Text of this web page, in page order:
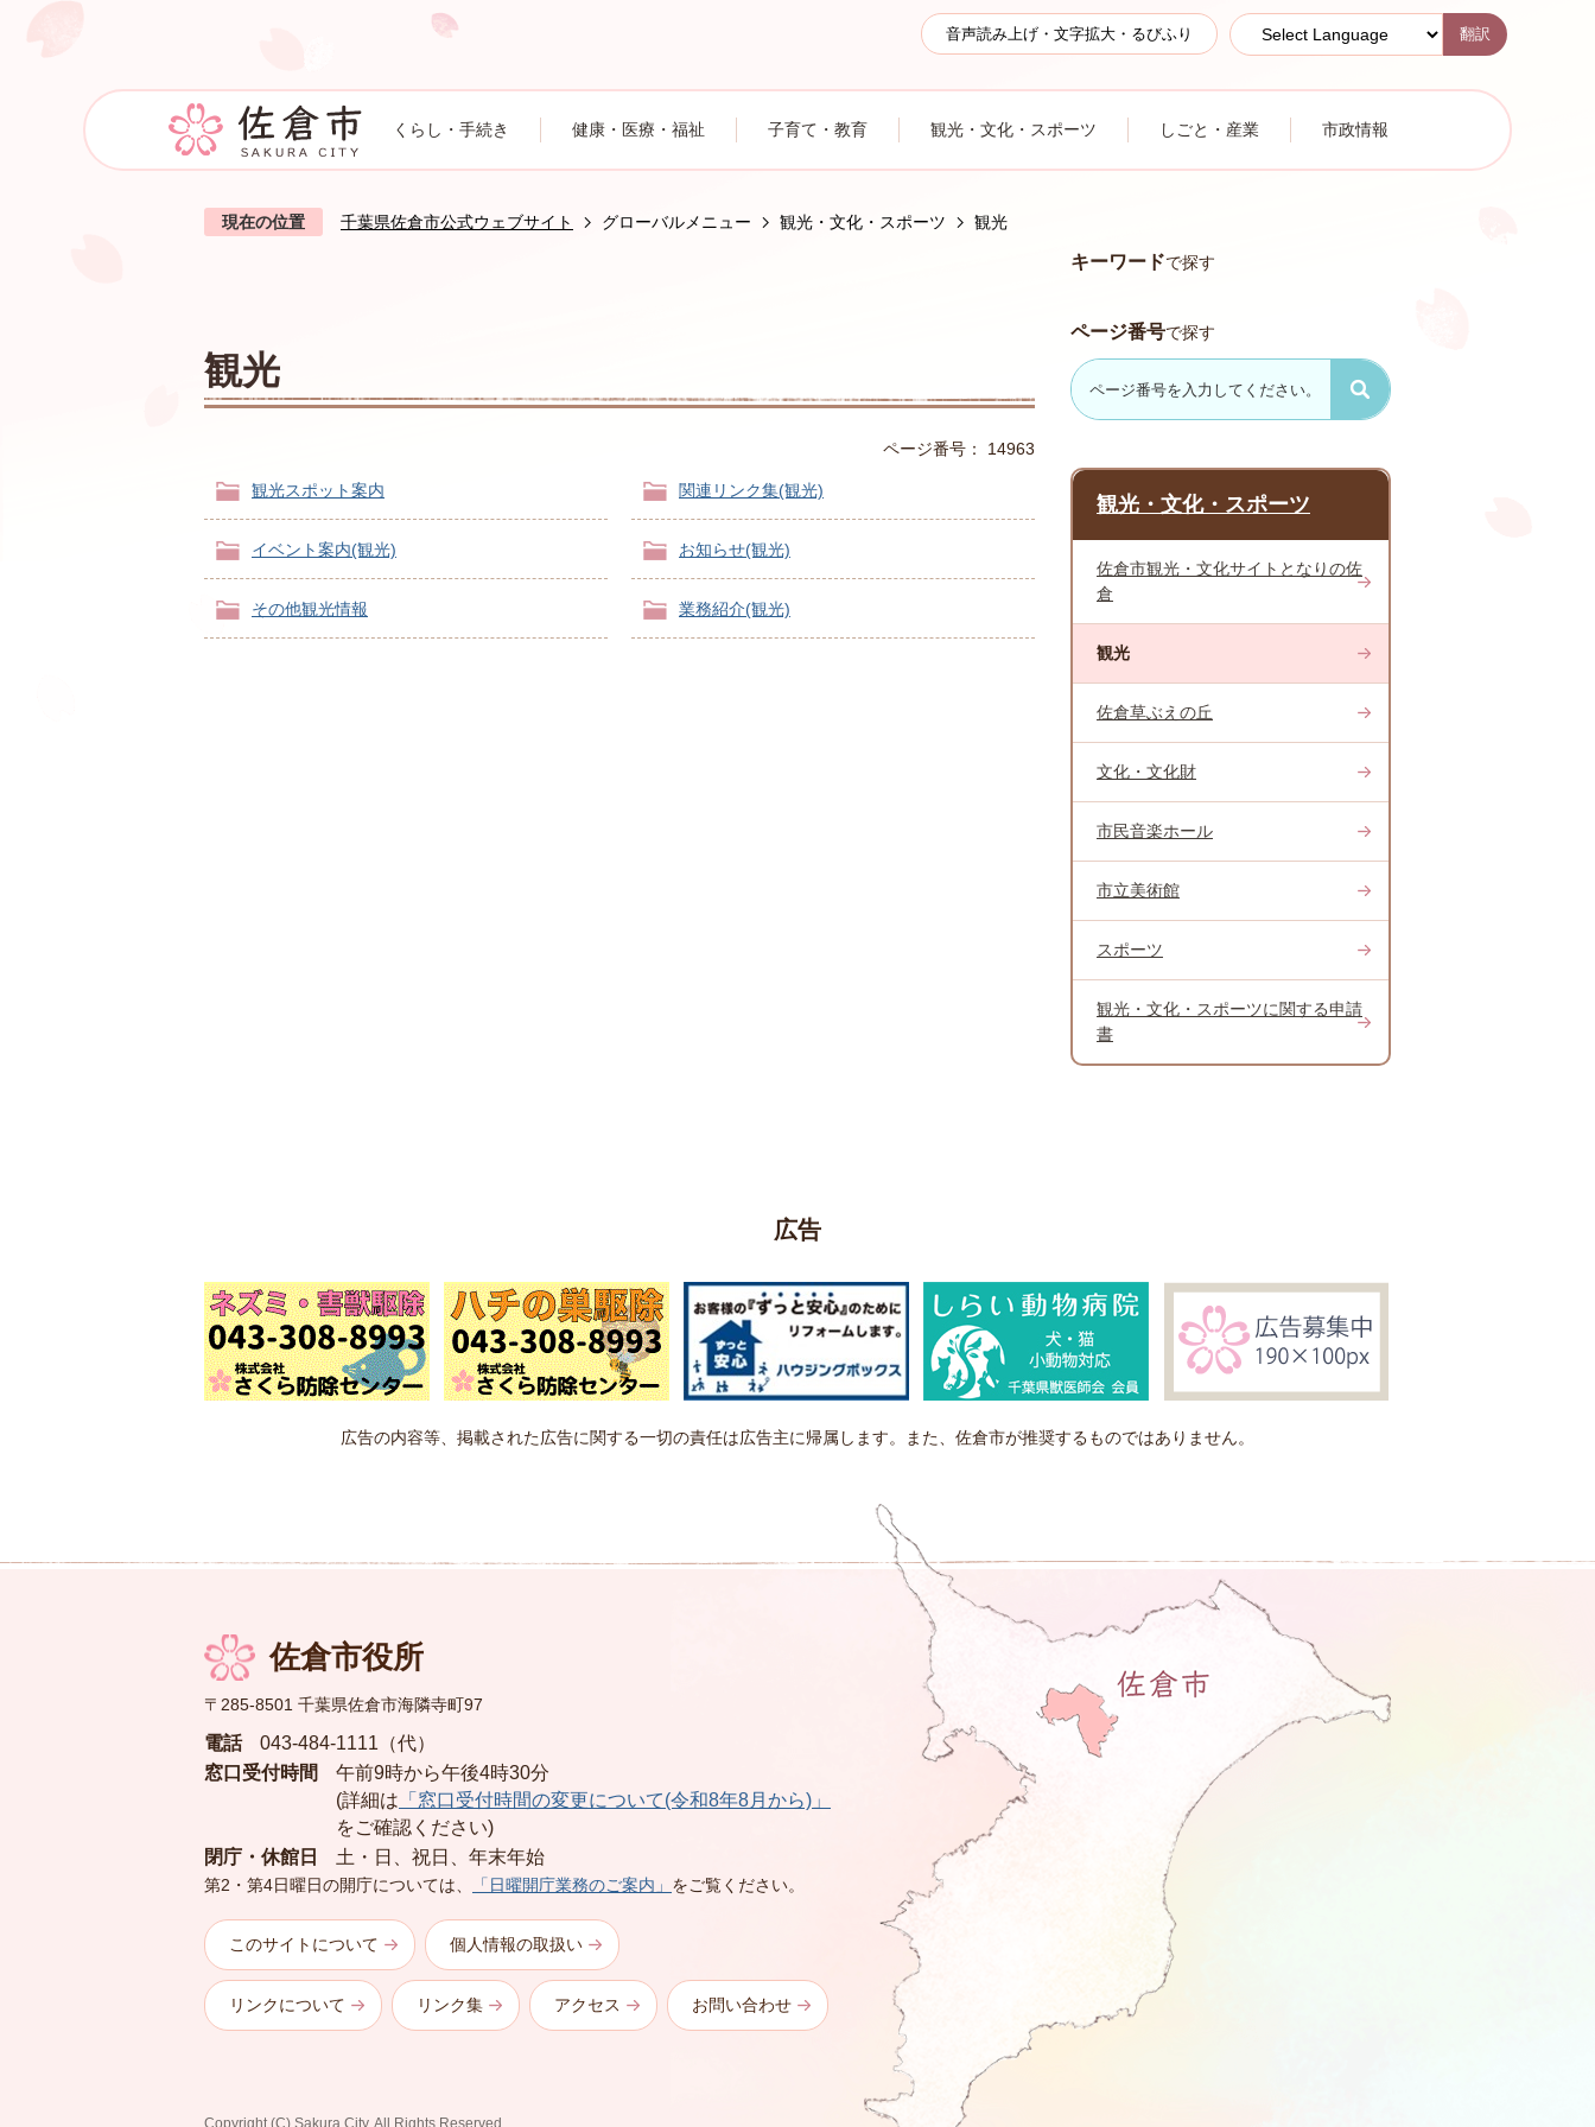
音声読み上げ・文字拡大・るびふり 翻訳
くらし・手続き 健康・医療・福祉 子育て・教育 観光・文化・スポーツ しごと・産業 市政情報
現在の位置 千葉県佐倉市公式ウェブサイト グローバルメニュー 観光・文化・スポーツ 観光
観光
ページ番号： 14963
観光スポット案内 関連リンク集(観光)
イベント案内(観光) お知らせ(観光)
その他観光情報 業務紹介(観光)
キーワードで探す
ページ番号で探す
観光・文化・スポーツ
佐倉市観光・文化サイトとなりの佐
倉
観光
佐倉草ぶえの丘
文化・文化財
市民音楽ホール
市立美術館
スポーツ
観光・文化・スポーツに関する申請
書
広告
広告の内容等、掲載された広告に関する一切の責任は広告主に帰属します。また、佐倉市が推奨するものではありません。
佐倉市役所
〒285-8501 千葉県佐倉市海隣寺町97
電話
043-484-1111（代）
窓口受付時間
午前9時から午後4時30分
(詳細は 「窓口受付時間の変更について(令和8年8月から)」
をご確認ください)
閉庁・休館日
土・日、祝日、年末年始
第2・第4日曜日の開庁については、 「日曜開庁業務のご案内」 をご覧ください。
このサイトについて 個人情報の取扱い
リンクについて リンク集 アクセス お問い合わせ
Copyright (C) Sakura City. All Rights Reserved.